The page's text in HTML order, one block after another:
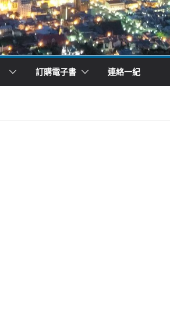
訂購電子書 連絡一紀